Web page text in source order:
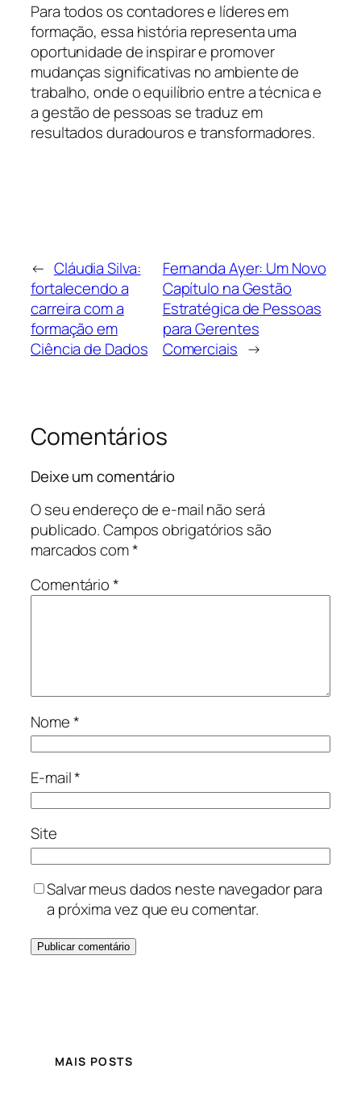
Para todos os contadores e líderes em
formação, essa história representa uma
oportunidade de inspirar e promover
mudanças significativas no ambiente de
trabalho, onde o equilíbrio entre a técnica e
a gestão de pessoas se traduz em
resultados duradouros e transformadores.
← Cláudia Silva:
fortalecendo a
carreira com a
formação em
Ciência de Dados
Fernanda Ayer: Um Novo
Capítulo na Gestão
Estratégica de Pessoas
para Gerentes
Comerciais →
Comentários
Deixe um comentário
O seu endereço de e-mail não será
publicado.Campos obrigatórios são
marcados com*
Comentário*
Nome*
E-mail*
Site
Salvar meus dados neste navegador para
a próxima vez que eu comentar.
MAIS POSTS